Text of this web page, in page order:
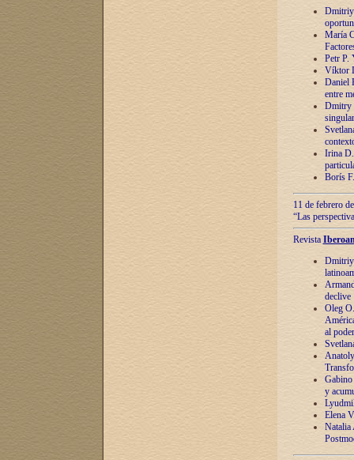
Dmitriy
María
Petr P.
Víktor
Daniel
entre
Dmitry
Irina
Borís
11 de febrero
“Las
Revista
Dmitriy
declive
Oleg
al poder
y
Elena
Natalia